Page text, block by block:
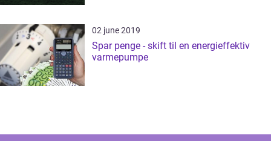
02 june 2019
Spar penge - skift til en energieffektiv
varmepumpe